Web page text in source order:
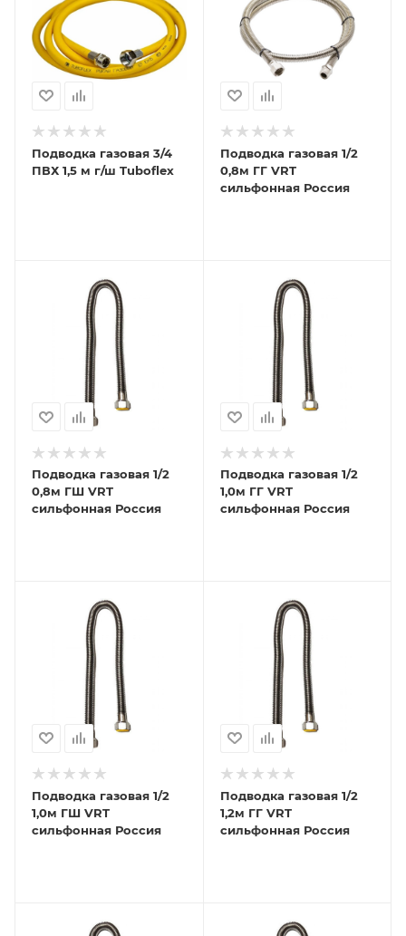
Подводка газовая 3/4
ПВХ 1,5 м г/ш Tuboflex
Подводка газовая 1/2
0,8м ГГ VRT
сильфонная Россия
Подводка газовая 1/2
0,8м ГШ VRT
сильфонная Россия
Подводка газовая 1/2
1,0м ГГ VRT
сильфонная Россия
Подводка газовая 1/2
1,0м ГШ VRT
сильфонная Россия
Подводка газовая 1/2
1,2м ГГ VRT
сильфонная Россия